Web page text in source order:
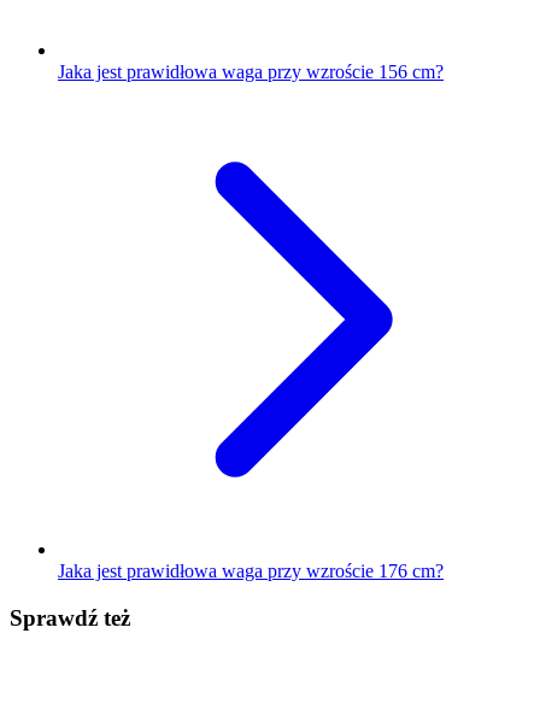
Jaka jest prawidłowa waga przy wzroście 156 cm?
Jaka jest prawidłowa waga przy wzroście 176 cm?
Sprawdź też